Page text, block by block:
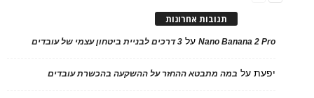
תגובות אחרונות
Nano Banana 2 Proעל 3 דרכים לבניית ביטחון עצמי של עובדים
יפעתעל במה מתבטא ההחזר על ההשקעה בהכשרת עובדים